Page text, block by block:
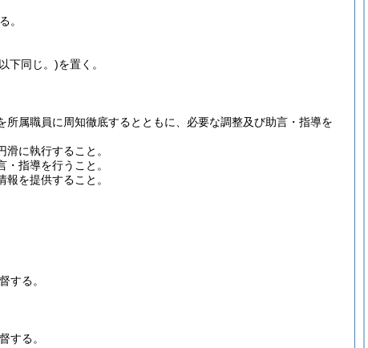
。
下同じ。)を置く。
属職員に周知徹底するとともに、必要な調整及び助言・指導を
に執行すること。
指導を行うこと。
を提供すること。
する。
する。